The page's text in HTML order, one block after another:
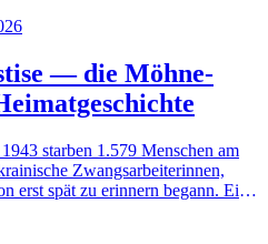
— die Möhne-
starben 1.579 Menschen am
Zwangsarbeiterinnen,
erst spät zu erinnern begann. Eine